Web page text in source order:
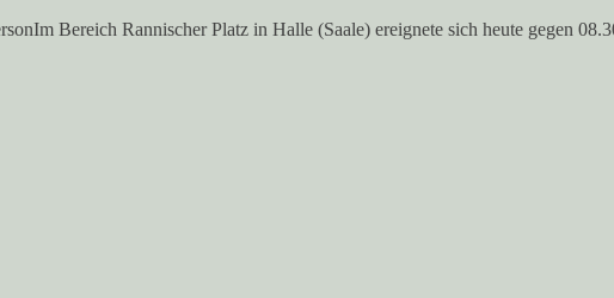
Bereich Rannischer Platz in Halle (Saale) ereignete sich heute gegen